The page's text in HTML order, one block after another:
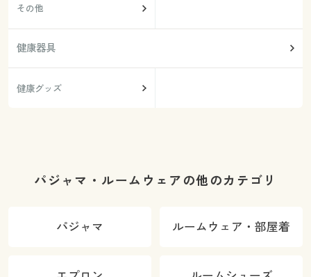
その他
健康器具
健康グッズ
パジャマ・ルームウェアの他のカテゴリ
パジャマ ルームウェア・部屋着